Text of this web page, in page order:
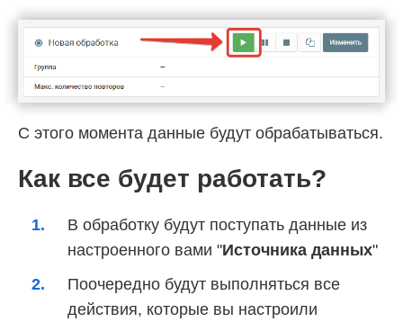
С этого момента данные будут обрабатываться.
Как все будет работать?
В обработку будут поступать данные из
настроенного вами "Источника данных"
Поочередно будут выполняться все
действия, которые вы настроили